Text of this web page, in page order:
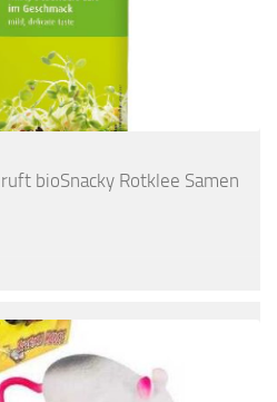
bioSnacky Rotklee Samen